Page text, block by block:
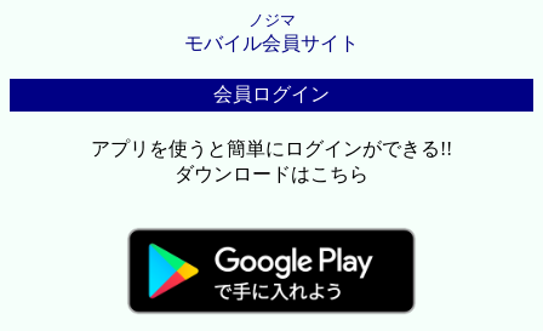
ノジマ
モバイル会員サイト
会員ログイン
アプリを使うと簡単にログインができる!!
ダウンロードはこちら